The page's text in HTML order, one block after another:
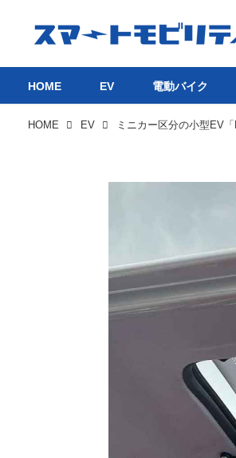
HOME EV 電動バイク
HOME EV